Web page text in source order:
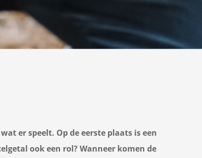
er speelt. Op de eerste plaats is een
ook een rol? Wanneer komen de